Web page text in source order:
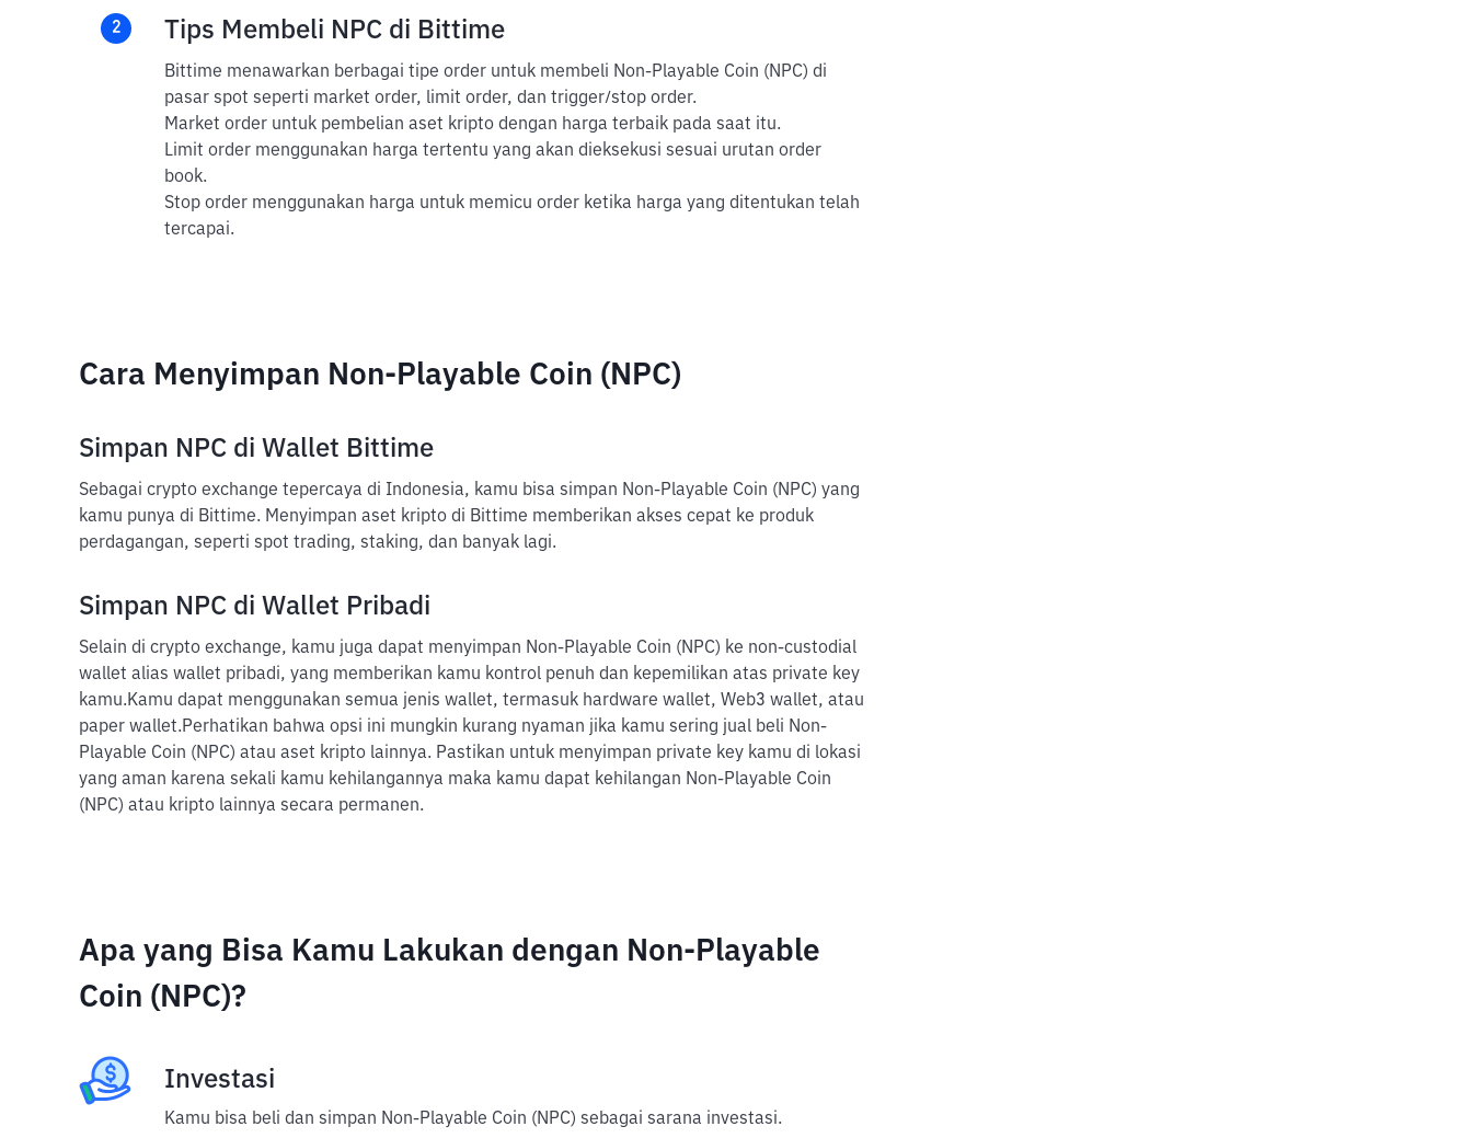
2 Tips Membeli NPC di Bittime
Bittime menawarkan berbagai tipe order untuk membeli Non-Playable Coin (NPC) di
pasar spot seperti market order, limit order, dan trigger/stop order.
Market order untuk pembelian aset kripto dengan harga terbaik pada saat itu.
Limit order menggunakan harga tertentu yang akan dieksekusi sesuai urutan order
book.
Stop order menggunakan harga untuk memicu order ketika harga yang ditentukan telah
tercapai.
Cara Menyimpan Non-Playable Coin (NPC)
Simpan NPC di Wallet Bittime
Sebagai crypto exchange tepercaya di Indonesia, kamu bisa simpan Non-Playable Coin (NPC) yang
kamu punya di Bittime. Menyimpan aset kripto di Bittime memberikan akses cepat ke produk
perdagangan, seperti spot trading, staking, dan banyak lagi.
Simpan NPC di Wallet Pribadi
Selain di crypto exchange, kamu juga dapat menyimpan Non-Playable Coin (NPC) ke non-custodial
wallet alias wallet pribadi, yang memberikan kamu kontrol penuh dan kepemilikan atas private key
kamu.Kamu dapat menggunakan semua jenis wallet, termasuk hardware wallet, Web3 wallet, atau
paper wallet.Perhatikan bahwa opsi ini mungkin kurang nyaman jika kamu sering jual beli Non-
Playable Coin (NPC) atau aset kripto lainnya. Pastikan untuk menyimpan private key kamu di lokasi
yang aman karena sekali kamu kehilangannya maka kamu dapat kehilangan Non-Playable Coin
(NPC) atau kripto lainnya secara permanen.
Apa yang Bisa Kamu Lakukan dengan Non-Playable
Coin (NPC)?
Investasi
Kamu bisa beli dan simpan Non-Playable Coin (NPC) sebagai sarana investasi.